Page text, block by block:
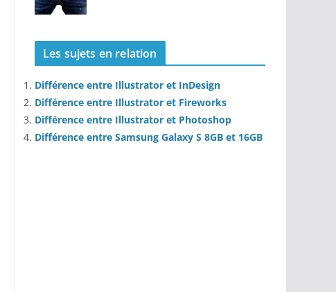
Les sujets en relation
Différence entre Illustrator et InDesign
Différence entre Illustrator et Fireworks
Différence entre Illustrator et Photoshop
Différence entre Samsung Galaxy S 8GB et 16GB